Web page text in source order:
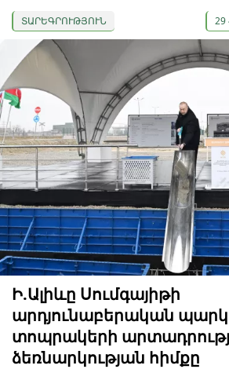
ՏԱՐԵԳՐՈՒԹՅՈՒՆ 29
Ի.Ալիևը Սումգայիթի
արդյունաբերական
տոպրակերի
ձեռնարկության հիմքը